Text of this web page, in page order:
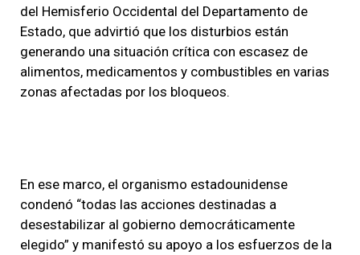
del Hemisferio Occidental del Departamento de
Estado, que advirtió que los disturbios están
generando una situación crítica con escasez de
alimentos, medicamentos y combustibles en varias
zonas afectadas por los bloqueos.
En ese marco, el organismo estadounidense
condenó “todas las acciones destinadas a
desestabilizar al gobierno democráticamente
elegido” y manifestó su apoyo a los esfuerzos de la